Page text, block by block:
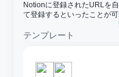
Notionに登録されたURLを
て登録するといったことが可
テンプレート